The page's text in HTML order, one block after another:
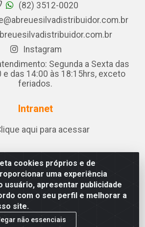
cookies próprios e de
uma experiência
usuário, apresentar publicidade
com o seu perfil e melhorar a
site.
não essenciais
(82) 3512-0020
Instagram
Segunda a Sexta das
e das 14:00 às 18:15hrs, exceto
feriados.
Intranet
aqui para acessar
Padre Jose de Souza Leite, 265 - Ariado,
Flores/AL - CEP 57.442-000 - CNPJ
04.790.656/0001-06